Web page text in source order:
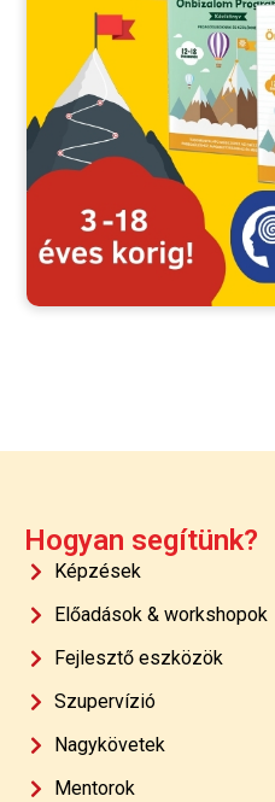
Hogyan segítünk?
Képzések
Előadások & workshopok
Fejlesztő eszközök
Szupervízió
Nagykövetek
Mentorok